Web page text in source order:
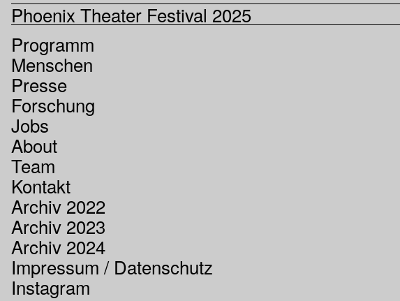
Phoenix Theater Festival 2025
Programm
Menschen
Presse
Forschung
Jobs
About
Team
Kontakt
Archiv 2022
Archiv 2023
Archiv 2024
Impressum / Datenschutz
Instagram